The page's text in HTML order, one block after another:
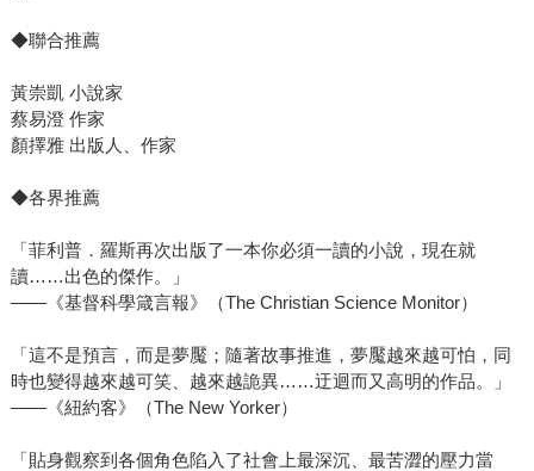
◆聯合推薦
黃崇凱 小說家
蔡易澄 作家
顏擇雅 出版人、作家
◆各界推薦
「菲利普．羅斯再次出版了一本你必須一讀的小說，現在就
讀……出色的傑作。」
——《基督科學箴言報》（The Christian Science Monitor）
「這不是預言，而是夢魘；隨著故事推進，夢魘越來越可怕，同
時也變得越來越可笑、越來越詭異……迂迴而又高明的作品。」
——《紐約客》（The New Yorker）
「貼身觀察到各個角色陷入了社會上最深沉、最苦澀的壓力當